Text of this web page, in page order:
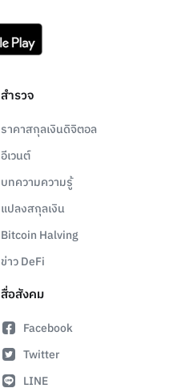
สำรวจ
ราคาสกุลเงินดิจิตอล
อีเวนต์
บทความความรู้
แปลงสกุลเงิน
Bitcoin Halving
ข่าว DeFi
สื่อสังคม
Facebook
Twitter
LINE